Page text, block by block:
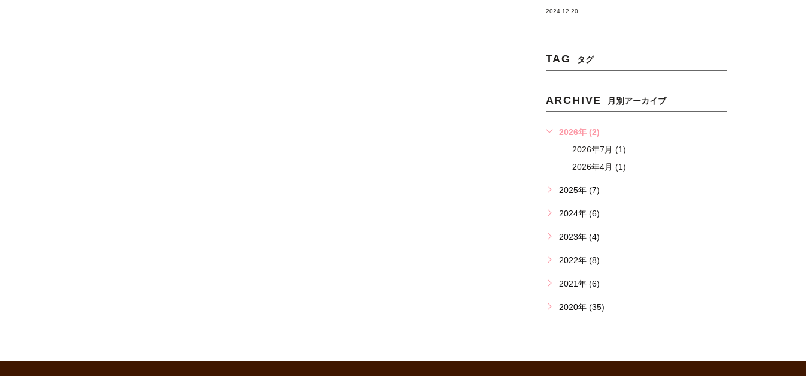
2024.12.20
TAG タグ
ARCHIVE 月別アーカイブ
2026年 (2)
2026年7月 (1)
2026年4月 (1)
2025年 (7)
2024年 (6)
2023年 (4)
2022年 (8)
2021年 (6)
2020年 (35)